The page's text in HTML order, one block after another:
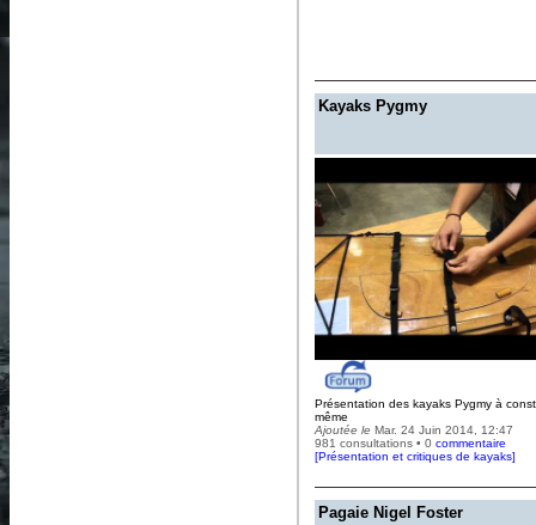
Kayaks Pygmy
Présentation des kayaks Pygmy à
même
Ajoutée le Mar. 24 Juin 2014, 12:47
981 consultations • 0 commentaire
[Présentation et critiques de kayaks]
Pagaie Nigel Foster